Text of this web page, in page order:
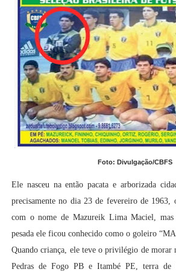
Foto: Divulgação/CBFS
Ele nasceu na então pacata e arborizada
precisamente no dia 23 de fevereiro de 1963,
com o nome de Mazureik Lima Maciel,
pesada ele ficou conhecido como o goleiro
Quando criança, ele teve o privilégio de morar
Pedras de Fogo PB e Itambé PE, terra